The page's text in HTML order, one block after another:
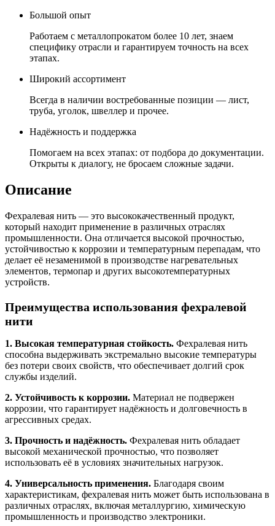
Большой опыт
Работаем с металлопрокатом более 10 лет, знаем
специфику отрасли и гарантируем точность на всех
этапах.
Широкий ассортимент
Всегда в наличии востребованные позиции — лист,
труба, уголок, швеллер и прочее.
Надёжность и поддержка
Помогаем на всех этапах: от подбора до документации.
Открыты к диалогу, не бросаем сложные задачи.
Описание
Фехралевая нить — это высококачественный продукт,
который находит применение в различных отраслях
промышленности. Она отличается высокой прочностью,
устойчивостью к коррозии и температурным перепадам, что
делает её незаменимой в производстве нагревательных
элементов, термопар и других высокотемпературных
устройств.
Преимущества использования фехралевой
нити
1. Высокая температурная стойкость. Фехралевая нить
способна выдерживать экстремально высокие температуры
без потери своих свойств, что обеспечивает долгий срок
службы изделий.
2. Устойчивость к коррозии. Материал не подвержен
коррозии, что гарантирует надёжность и долговечность в
агрессивных средах.
3. Прочность и надёжность. Фехралевая нить обладает
высокой механической прочностью, что позволяет
использовать её в условиях значительных нагрузок.
4. Универсальность применения. Благодаря своим
характеристикам, фехралевая нить может быть использована в
различных отраслях, включая металлургию, химическую
промышленность и производство электроники.